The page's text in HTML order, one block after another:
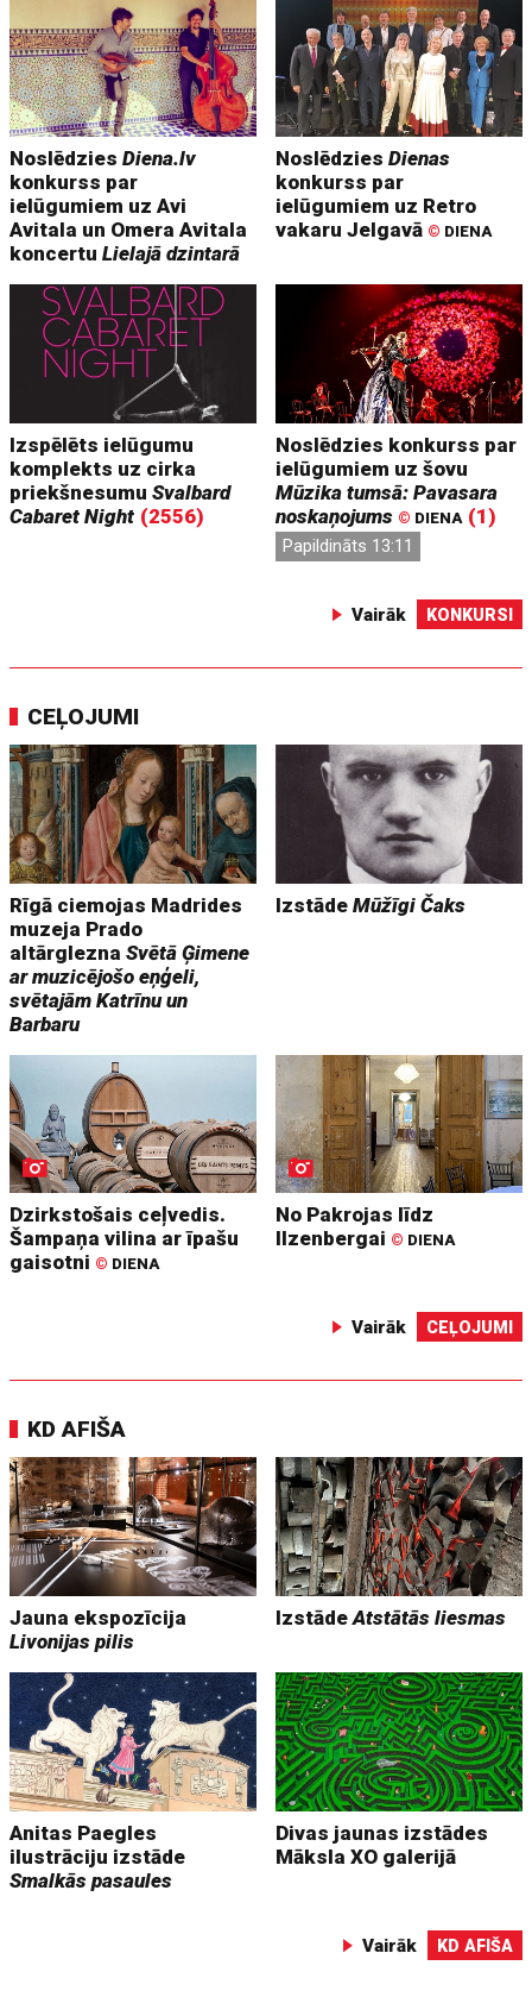
NoslēdziesDiena.lv
konkurss par
ielūgumiem uz Avi
Avitala un Omera Avitala
koncertuLielajā dzintarā
NoslēdziesDienas
konkurss par
ielūgumiem uz Retro
vakaru Jelgavā © DIENA
Izspēlēts ielūgumu
komplekts uz cirka
priekšnesumuSvalbard
Cabaret Night (2556)
Noslēdzies konkurss par
ielūgumiem uz šovu
Mūzika tumsā: Pavasara
noskaņojums © DIENA (1)
Papildināts 13:11
Vairāk KONKURSI
CEĻOJUMI
Rīgā ciemojas Madrides
muzeja Prado
altārgleznaSvētā Ģimene
ar muzicējošo eņģeli,
svētajām Katrīnu un
Barbaru
IzstādeMūžīgi Čaks
Dzirkstošais ceļvedis.
Šampaņa vilina ar īpašu
gaisotni © DIENA
No Pakrojas līdz
Ilzenbergai © DIENA
Vairāk CEĻOJUMI
KD AFIŠA
Jauna ekspozīcija
Livonijas pilis
IzstādeAtstātās liesmas
Anitas Paegles
ilustrāciju izstāde
Smalkās pasaules
Divas jaunas izstādes
Māksla XO galerijā
Vairāk KD AFIŠA